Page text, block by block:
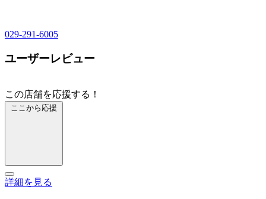
029-291-6005
ユーザーレビュー
この店舗を応援する！
ここから応援
詳細を見る